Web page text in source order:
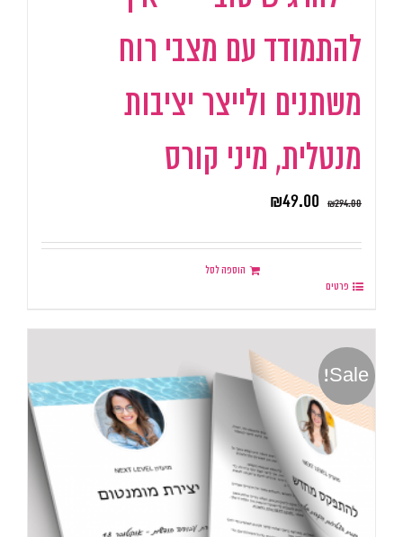
להתמודד עם מצבי רוח
משתנים ולייצר יציבות
מנטלית, מיני קורס
₪294.00
₪49.00
הוספה לסל
פרטים
Sale!